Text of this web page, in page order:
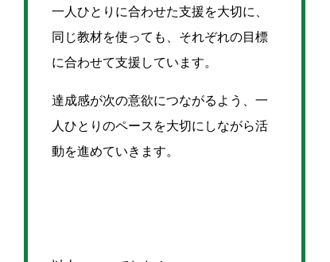
一人ひとりに合わせた支援を大切に、
同じ教材を使っても、それぞれの目標
に合わせて支援しています。
達成感が次の意欲につながるよう、一
人ひとりのペースを大切にしながら活
動を進めていきます。